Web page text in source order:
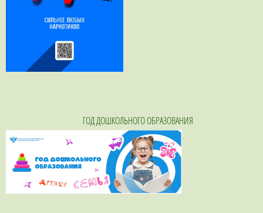
ГОД ДОШКОЛЬНОГО ОБРАЗОВАНИЯ